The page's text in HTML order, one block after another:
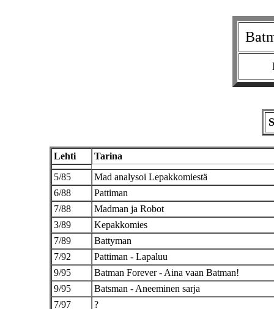
Lehti
Tarina
5/85
Mad analysoi Lepakkomiestä
6/88
Pattiman
7/88
Madman ja Robot
3/89
Kepakkomies
7/89
Battyman
7/92
Pattiman - Lapaluu
9/95
Batman Forever - Aina vaan Batman!
9/95
Batsman - Aneeminen sarja
7/97
?